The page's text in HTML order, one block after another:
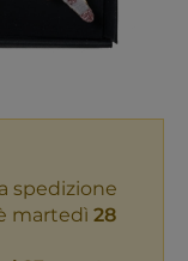
spedizione
martedì 28